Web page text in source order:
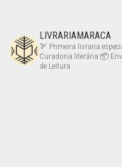
LIVRARIAMARACA
🏹 Primeira livraria
Curadoria literária 📦
de Leitura